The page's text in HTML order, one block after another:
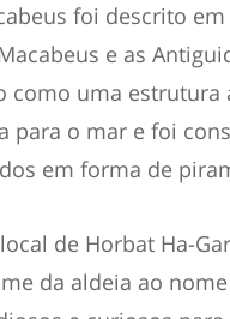
foi descrito
e as
como uma
para o mar e foi
em forma de
de Horbat Ha-
da aldeia ao